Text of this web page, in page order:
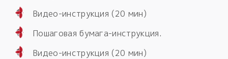
Видео-инструкция (20 мин)
Пошаговая бумага-инструкция.
Видео-инструкция (20 мин)